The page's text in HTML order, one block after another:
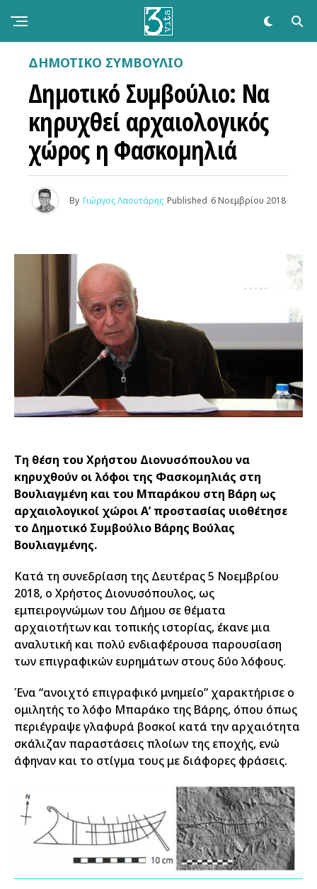
ΔΗΜΟΤΙΚΌ ΣΥΜΒΟΎΛΙΟ
Δημοτικό Συμβούλιο: Να
κηρυχθεί αρχαιολογικός
χώρος η Φασκομηλιά
By Γιώργος Λαουτάρης Published 6 Νοεμβρίου 2018
Τη θέση του Χρήστου Διονυσόπουλου να
κηρυχθούν οι λόφοι της Φασκομηλιάς στη
Βουλιαγμένη και του Μπαράκου στη Βάρη ως
αρχαιολογικοί χώροι Α’ προστασίας υιοθέτησε
το Δημοτικό Συμβούλιο Βάρης Βούλας
Βουλιαγμένης.
Κατά τη συνεδρίαση της Δευτέρας 5 Νοεμβρίου
2018, ο Χρήστος Διονυσόπουλος, ως
εμπειρογνώμων του Δήμου σε θέματα
αρχαιοτήτων και τοπικής ιστορίας, έκανε μια
αναλυτική και πολύ ενδιαφέρουσα παρουσίαση
των επιγραφικών ευρημάτων στους δύο λόφους.
Ένα “ανοιχτό επιγραφικό μνημείο” χαρακτήρισε ο
ομιλητής το λόφο Μπαράκο της Βάρης, όπου όπως
περιέγραψε γλαφυρά βοσκοί κατά την αρχαιότητα
σκάλιζαν παραστάσεις πλοίων της εποχής, ενώ
άφηναν και το στίγμα τους με διάφορες φράσεις.